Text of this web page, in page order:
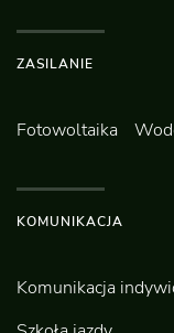
ZASILANIE
Fotowoltaika
KOMUNIKACJA
Komunikacja